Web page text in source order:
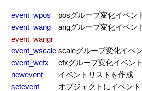
event_wpos posグループ変化イベン
event_wang
angグループ変化イベン
event_wangr
event_wscale scaleグループ変化イベ
event_wefx
efxグループ変化イベン
newevent
イベントリストを作成
setevent
オブジェクトにイベント